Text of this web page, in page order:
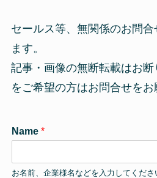
セールス等、無関係のお問
ます。
記事・画像の無断転載はお
をご希望の方はお問合せをお
Name *
お名前、企業様名などを入力してくださ